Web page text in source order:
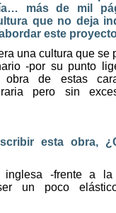
más de mil
que no deja
este
una cultura que se
-por su punto
de estas
pero sin
esta obra,
-frente a la
un poco